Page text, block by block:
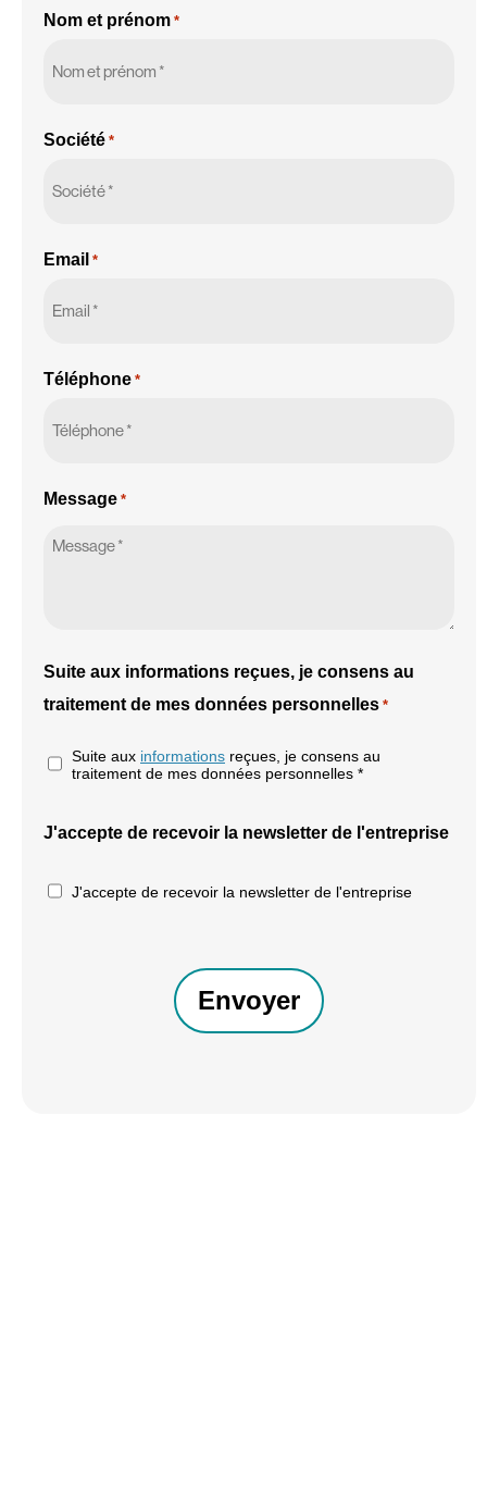
Nom et prénom *
Société *
Email *
Téléphone *
Message *
Suite aux informations reçues, je consens au
traitement de mes données personnelles *
Suite aux informations reçues, je consens au
traitement de mes données personnelles *
J'accepte de recevoir la newsletter de l'entreprise
J'accepte de recevoir la newsletter de l'entreprise